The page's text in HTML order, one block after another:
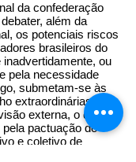
da confederação
além da
os potenciais riscos
brasileiros do
ou
pela necessidade
submetam-se às
extraordinárias sem
externa, o que
pactuação do
e coletivo de